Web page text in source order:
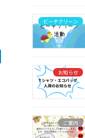
ビーチクリーン
お知らせ
ご案内